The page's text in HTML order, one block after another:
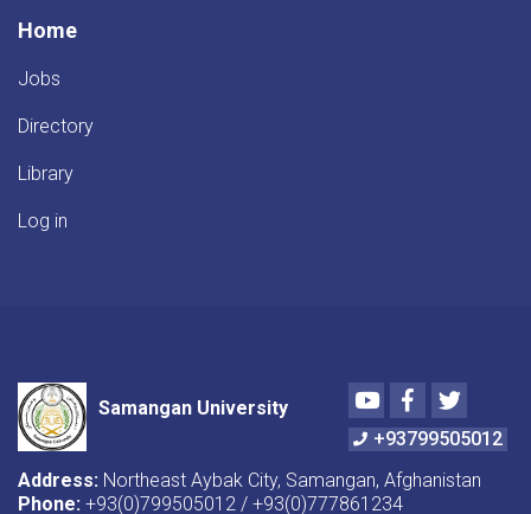
Home
Jobs
Directory
Library
Log in
Samangan University
YoutubeFacebook
Twitter
+93799505012
Address: Northeast Aybak City, Samangan, Afghanistan
Phone: +93(0)799505012 / +93(0)777861234